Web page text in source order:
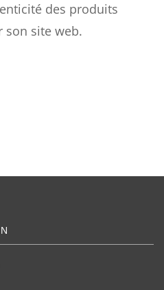
des produits
son site web.